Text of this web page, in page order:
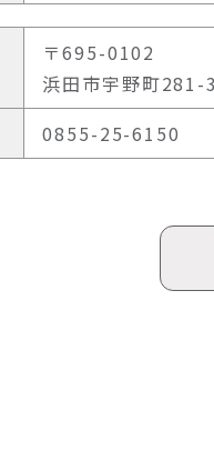
〒695-0102
浜田市宇野町281-
0855-25-6150